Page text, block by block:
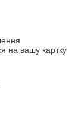
на вашу картку